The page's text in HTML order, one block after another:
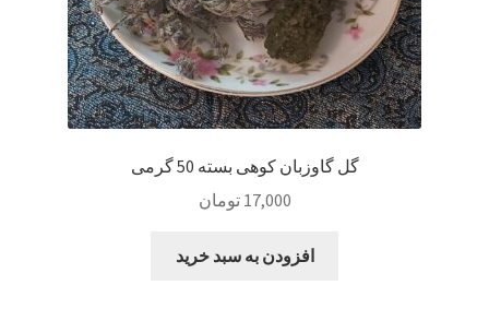
Typography
برگه نمونه
گل گاوزبان کوهی بسته 50 گرمی
17,000 تومان
افزودن به سبد خرید